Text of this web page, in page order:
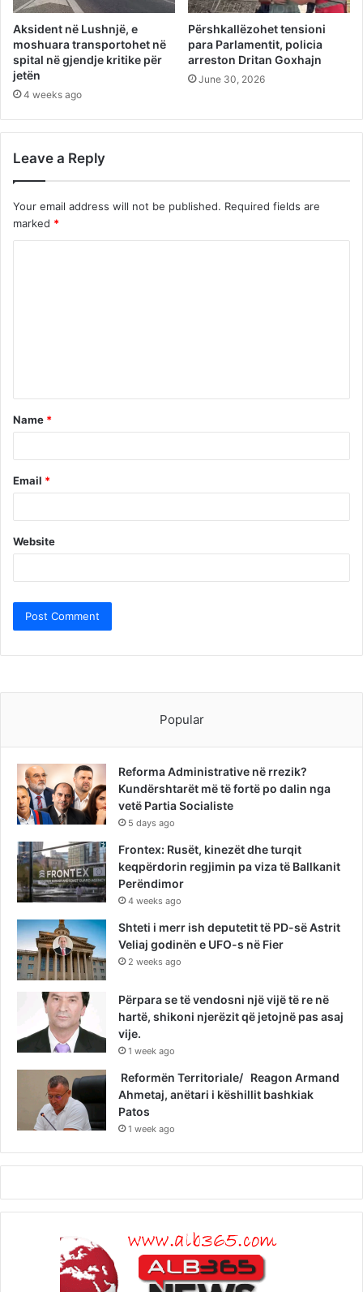
Aksident në Lushnjë, e
moshuara transportohet në
spital në gjendje kritike për
jetën
4 weeks ago
Përshkallëzohet tensioni
para Parlamentit, policia
arreston Dritan Goxhajn
June 30, 2026
Leave a Reply
Your email address will not be published. Required fields are
marked *
t
*
Name *
Email *
Website
Popular
Reforma Administrative në rrezik?
Kundërshtarët më të fortë po dalin nga
vetë Partia Socialiste
5 days ago
Frontex: Rusët, kinezët dhe turqit
keqpërdorin regjimin pa viza të Ballkanit
Perëndimor
4 weeks ago
Shteti i merr ish deputetit të PD-së Astrit
Veliaj godinën e UFO-s në Fier
2 weeks ago
Përpara se të vendosni një vijë të re në
hartë, shikoni njerëzit që jetojnë pas asaj
vije.
1 week ago
Reformën Territoriale/ Reagon Armand
Ahmetaj, anëtari i këshillit bashkiak
Patos
1 week ago